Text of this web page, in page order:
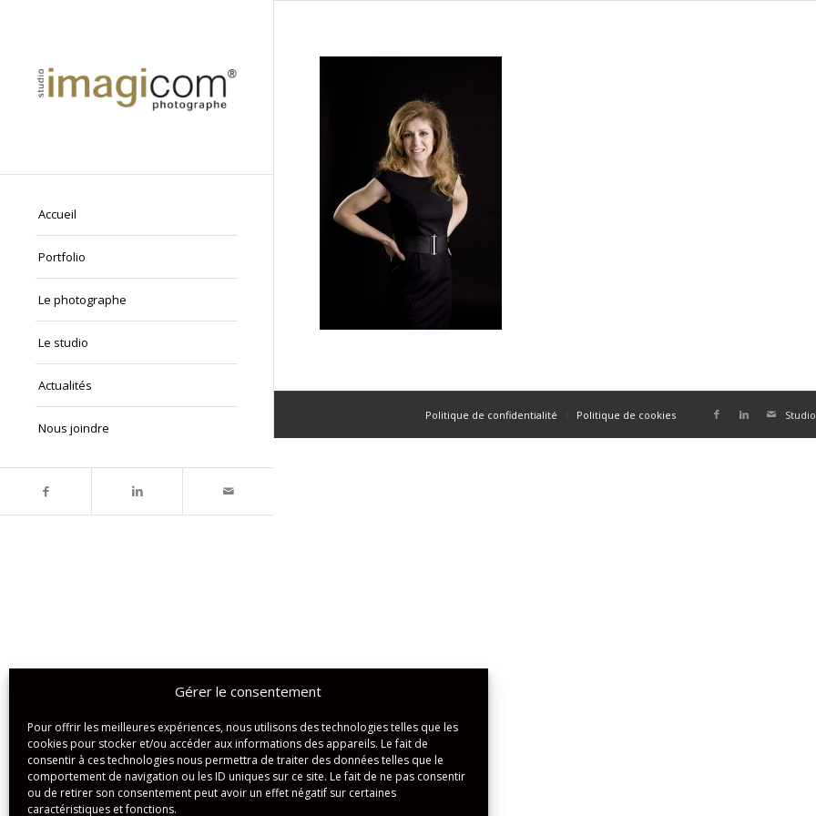
Gérer le consentement
Pour offrir les meilleures expériences, nous utilisons des technologies telles que les
cookies pour stocker et/ou accéder aux informations des appareils. Le fait de
consentir à ces technologies nous permettra de traiter des données telles que le
comportement de navigation ou les ID uniques sur ce site. Le fait de ne pas consentir
ou de retirer son consentement peut avoir un effet négatif sur certaines
caractéristiques et fonctions.
Accueil
Portfolio
Le photographe
Le studio
Actualités
Nous joindre
Politique de confidentialité Politique de cookies